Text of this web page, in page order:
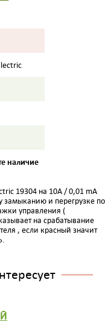
наличие
19304 на 10A / 0,01 mA
замыканию и перегрузке по
управления (
на срабатывание
, если красный значит